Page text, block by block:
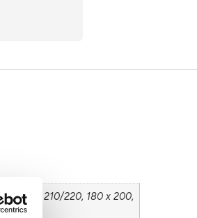
160 x 210/220, 180 x 200,
220